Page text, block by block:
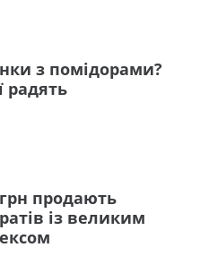
з помідорами?
радять
продають
із великим